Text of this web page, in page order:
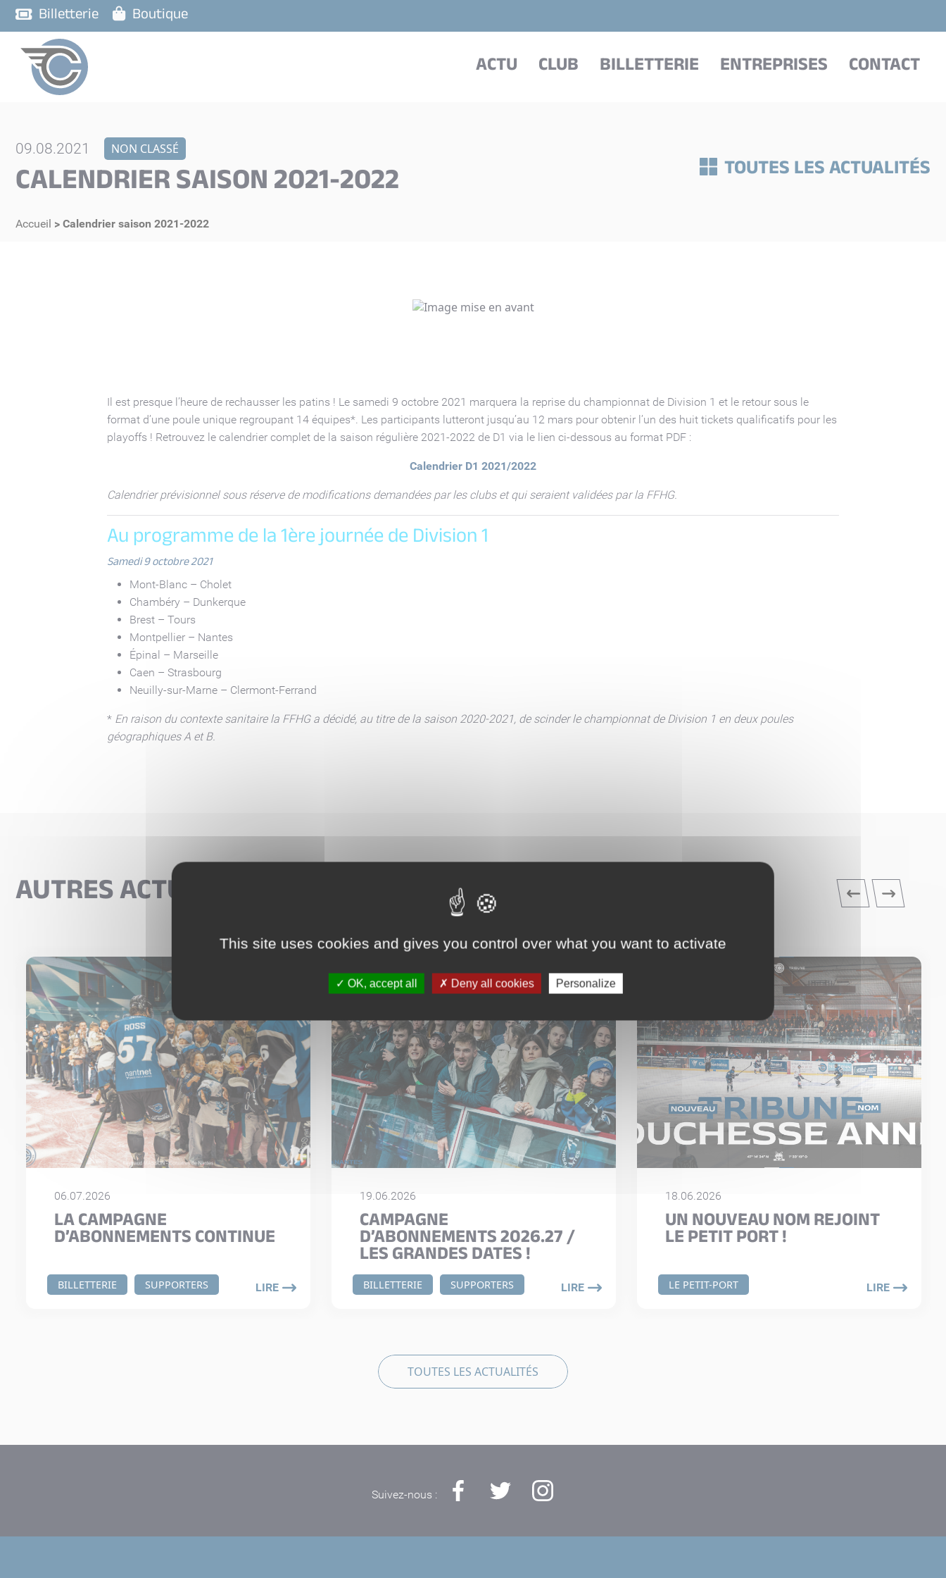
Billetterie Boutique
ACTU CLUB BILLETTERIE ENTREPRISES CONTACT
09.08.2021 NON CLASSÉ
CALENDRIER SAISON 2021-2022 TOUTES LES ACTUALITÉS
Accueil > Calendrier saison 2021-2022
Il est presque l’heure de rechausser les patins ! Le samedi 9 octobre 2021 marquera la reprise du championnat de Division 1 et le retour sous le
format d’une poule unique regroupant 14 équipes*. Les participants lutteront jusqu’au 12 mars pour obtenir l’un des huit tickets qualificatifs pour les
playoffs ! Retrouvez le calendrier complet de la saison régulière 2021-2022 de D1 via le lien ci-dessous au format PDF :
Calendrier D1 2021/2022
Calendrier prévisionnel sous réserve de modifications demandées par les clubs et qui seraient validées par la FFHG.
Au programme de la 1ère journée de Division 1
Samedi 9 octobre 2021
Mont-Blanc – Cholet
Chambéry – Dunkerque
Brest – Tours
Montpellier – Nantes
Épinal – Marseille
Caen – Strasbourg
Neuilly-sur-Marne – Clermont-Ferrand
* En raison du contexte sanitaire la FFHG a décidé, au titre de la saison 2020-2021, de scinder le championnat de Division 1 en deux poules
géographiques A et B.
AUTRES ACTUALITÉS
BILLETTERIE SUPPORTERS
06.07.2026
LA CAMPAGNE
D’ABONNEMENTS CONTINUE
LIRE BILLETTERIE SUPPORTERS
19.06.2026
CAMPAGNE
D’ABONNEMENTS 2026.27 /
LES GRANDES DATES !
LIRE LE PETIT-PORT
18.06.2026
UN NOUVEAU NOM REJOINT
LE PETIT PORT !
LIRE
TOUTES LES ACTUALITÉS
Suivez-nous :
This site uses cookies and gives you control over what you want to activate
OK, accept all Deny all cookies Personalize